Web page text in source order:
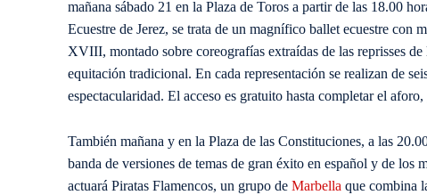
mañana sábado 21 en la Plaza de Toros a partir de las 18.00
Ecuestre de Jerez, se trata de un magnífico ballet ecuestre con
XVIII, montado sobre coreografías extraídas de las reprisses
equitación tradicional. En cada representación se realizan de
espectacularidad. El acceso es gratuito hasta completar el
También mañana y en la Plaza de las Constituciones, a las
banda de versiones de temas de gran éxito en español y de los
actuará Piratas Flamencos, un grupo de Marbella que combina